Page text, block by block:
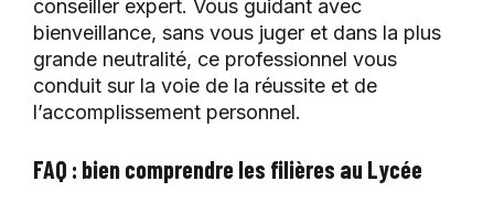
conseiller expert. Vous guidant avec
bienveillance, sans vous juger et dans la plus
grande neutralité, ce professionnel vous
conduit sur la voie de la réussite et de
l’accomplissement personnel.
FAQ : bien comprendre les filières au Lycée